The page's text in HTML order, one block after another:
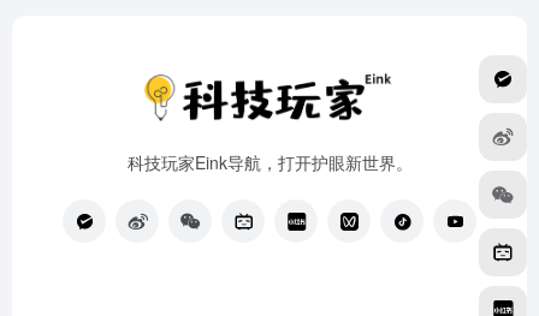
科技玩家Eink导航，打开护眼新世界。